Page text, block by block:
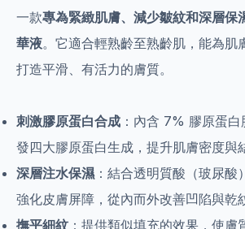
一款專為緊緻肌膚、減少皺紋和深層保
華液。它適合輕熟齡至熟齡肌，能為肌
打造平滑、有活力的膚質。
刺激膠原蛋白合成 ：內含 7% 膠原蛋
發四大膠原蛋白生成，提升肌膚密度與
深層注水保濕：結合透明質酸（玻尿酸
強化皮膚屏障，從內而外改善凹陷與乾
撫平細紋 ：提供類似填充的效果，使膚